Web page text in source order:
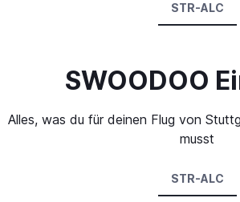
STR-ALC
SWOODOO
Alles, was du für deinen Flug von
musst
STR-ALC